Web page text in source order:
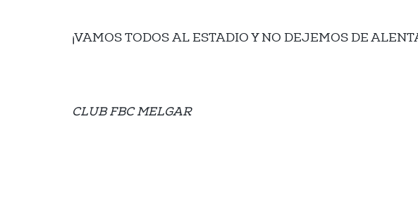
¡VAMOS TODOS AL ESTADIO Y NO DEJEMOS DE
CLUB FBC MELGAR